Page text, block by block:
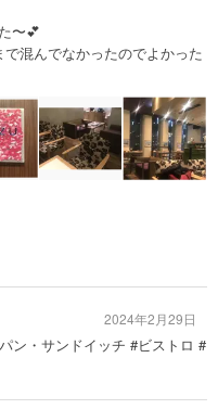
〜💕
混んでなかったのでよかった
ン・サンドイッチ #ビストロ #
2024年2月29日